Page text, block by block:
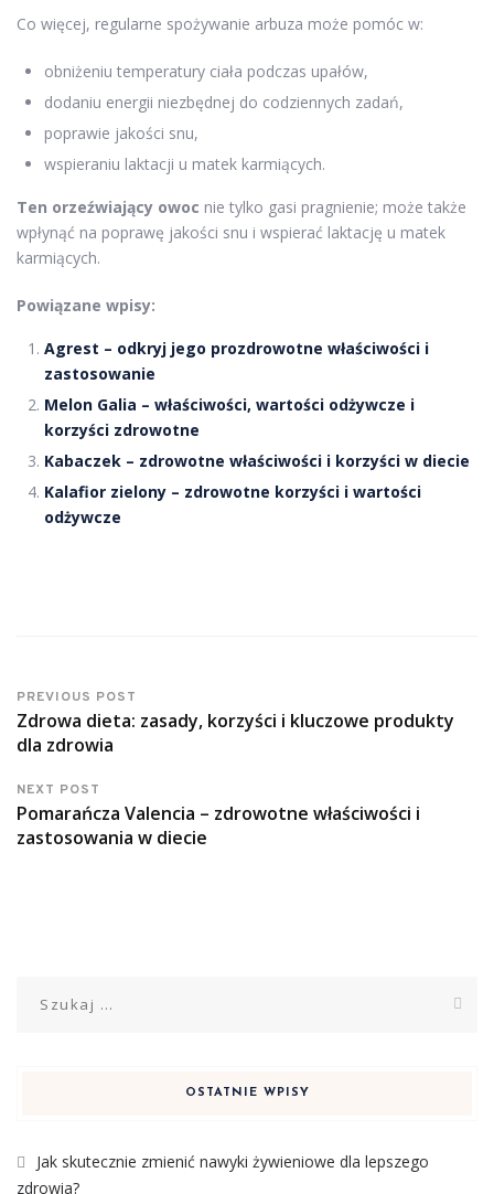
Co więcej, regularne spożywanie arbuza może pomóc w:
obniżeniu temperatury ciała podczas upałów,
dodaniu energii niezbędnej do codziennych zadań,
poprawie jakości snu,
wspieraniu laktacji u matek karmiących.
Ten orzeźwiający owoc nie tylko gasi pragnienie; może także
wpłynąć na poprawę jakości snu i wspierać laktację u matek
karmiących.
Powiązane wpisy:
Agrest – odkryj jego prozdrowotne właściwości i
zastosowanie
Melon Galia – właściwości, wartości odżywcze i
korzyści zdrowotne
Kabaczek – zdrowotne właściwości i korzyści w diecie
Kalafior zielony – zdrowotne korzyści i wartości
odżywcze
PREVIOUS POST
Zdrowa dieta: zasady, korzyści i kluczowe produkty
dla zdrowia
NEXT POST
Pomarańcza Valencia – zdrowotne właściwości i
zastosowania w diecie
OSTATNIE WPISY
Jak skutecznie zmienić nawyki żywieniowe dla lepszego
zdrowia?